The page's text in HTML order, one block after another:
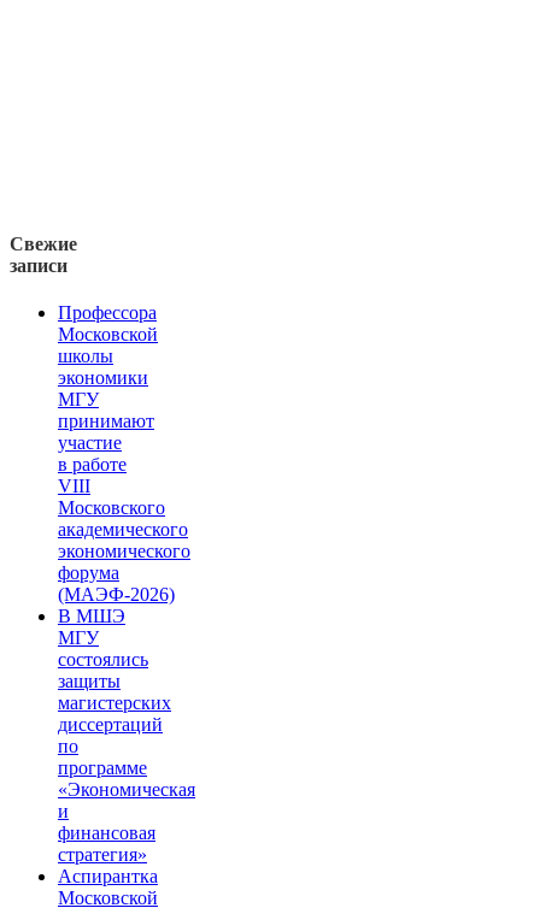
Свежие
записи
Профессора
Московской
школы
экономики
МГУ
принимают
участие
в работе
VIII
Московского
академического
экономического
форума
(МАЭФ-2026)
В МШЭ
МГУ
состоялись
защиты
магистерских
диссертаций
по
программе
«Экономическая
и
финансовая
стратегия»
Аспирантка
Московской